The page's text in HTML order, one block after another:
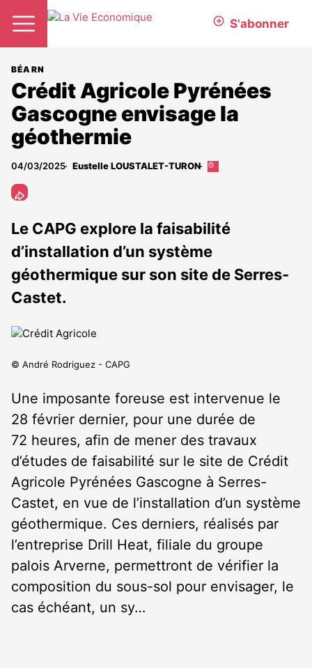
S'abonner
BÉARN
Crédit Agricole Pyrénées
Gascogne envisage la
géothermie
04/03/2025 Eustelle LOUSTALET-TURON
Cet
aux
abonnés
Le CAPG explore la faisabilité
d’installation d’un système
géothermique sur son site de Serres-
Castet.
© André Rodriguez - CAPG
Une imposante foreuse est intervenue le
28 février dernier, pour une durée de
72 heures, afin de mener des travaux
d’études de faisabilité sur le site de Crédit
Agricole Pyrénées Gascogne à Serres-
Castet, en vue de l’installation d’un système
géothermique. Ces derniers, réalisés par
l’entreprise Drill Heat, filiale du groupe
palois Arverne, permettront de vérifier la
composition du sous-sol pour envisager, le
cas échéant, un sy…